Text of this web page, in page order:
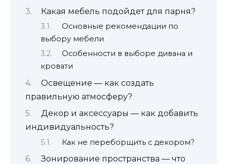
Какая мебель подойдет для парня?
Основные рекомендации по
выбору мебели
Особенности в выборе дивана и
кровати
Освещение — как создать
правильную атмосферу?
Декор и аксессуары — как добавить
индивидуальность?
Как не переборщить с декором?
Зонирование пространства — что